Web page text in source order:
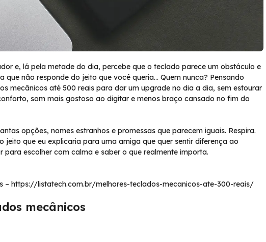
e, lá pela metade do dia, percebe que o teclado parece um obstáculo e
que não responde do jeito que você queria… Quem nunca? Pensando
mecânicos até 500 reais para dar um upgrade no dia a dia, sem estourar
som mais gostoso ao digitar e menos braço cansado no fim do
opções, nomes estranhos e promessas que parecem iguais. Respira.
jeito que eu explicaria para uma amiga que quer sentir diferença ao
para escolher com calma e saber o que realmente importa.
– https://listatech.com.br/melhores-teclados-mecanicos-ate-300-reais/
mecânicos